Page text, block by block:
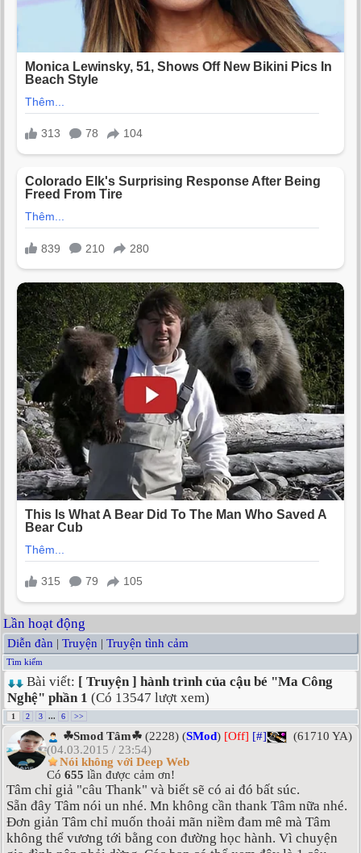
Lần hoạt động
Diễn đàn | Truyện | Truyện tình cảm
Tìm kiếm
Bài viết: [ Truyện ] hành trình của cậu bé "Ma Công
Nghệ" phần 1 (Có 13547 lượt xem)
1 2 3 ... 6 >>
☘Smod Tâm☘ (2228) (SMod) [Off] [#]
(61710 YA)
(04.03.2015 / 23:54)
Nói không với Deep Web
Có 655 lần được cảm ơn!
Tâm chỉ giả "câu Thank" và biết sẽ có ai đó bất súc.
Sẵn đây Tâm nói un nhé. Mn không cần thank Tâm nữa nhé.
Đơn giản Tâm chỉ muốn thoải mãn niềm đam mê mà Tâm
không thể vương tới bằng con đường học hành. Vì chuyện